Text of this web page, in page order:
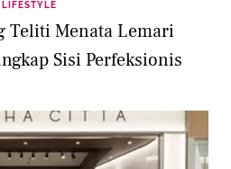
LIFESTYLE
Teliti Menata Lemari
Sisi Perfeksionis